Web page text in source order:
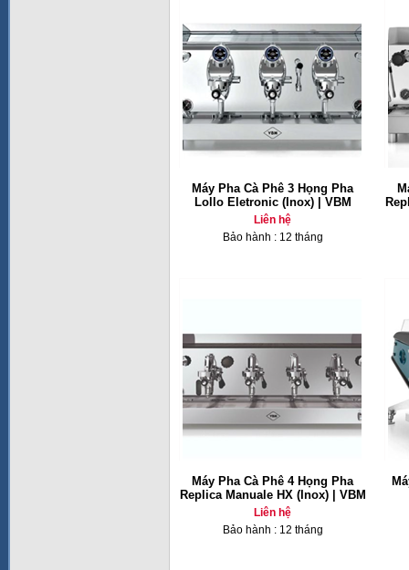
Máy Pha Cà Phê 3 Họng Pha
Lollo Eletronic (Inox) | VBM
Liên hệ
Bảo hành : 12 tháng
Máy Pha Cà Phê 4 Họng Pha
Replica Manuale HX (Inox) | VBM
Liên hệ
Bảo hành : 12 tháng